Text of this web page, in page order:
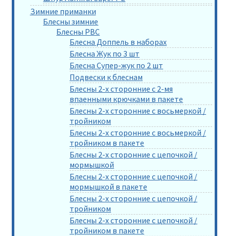
Зимние приманки
Блесны зимние
Блесны РВС
Блесна Доппель в наборах
Блесна Жук по 3 шт
Блесна Супер-жук по 2 шт
Подвески к блеснам
Блесны 2-х сторонние с 2-мя
впаенными крючками в пакете
Блесны 2-х сторонние с восьмеркой /
тройником
Блесны 2-х сторонние с восьмеркой /
тройником в пакете
Блесны 2-х сторонние с цепочкой /
мормышкой
Блесны 2-х сторонние с цепочкой /
мормышкой в пакете
Блесны 2-х сторонние с цепочкой /
тройником
Блесны 2-х сторонние с цепочкой /
тройником в пакете